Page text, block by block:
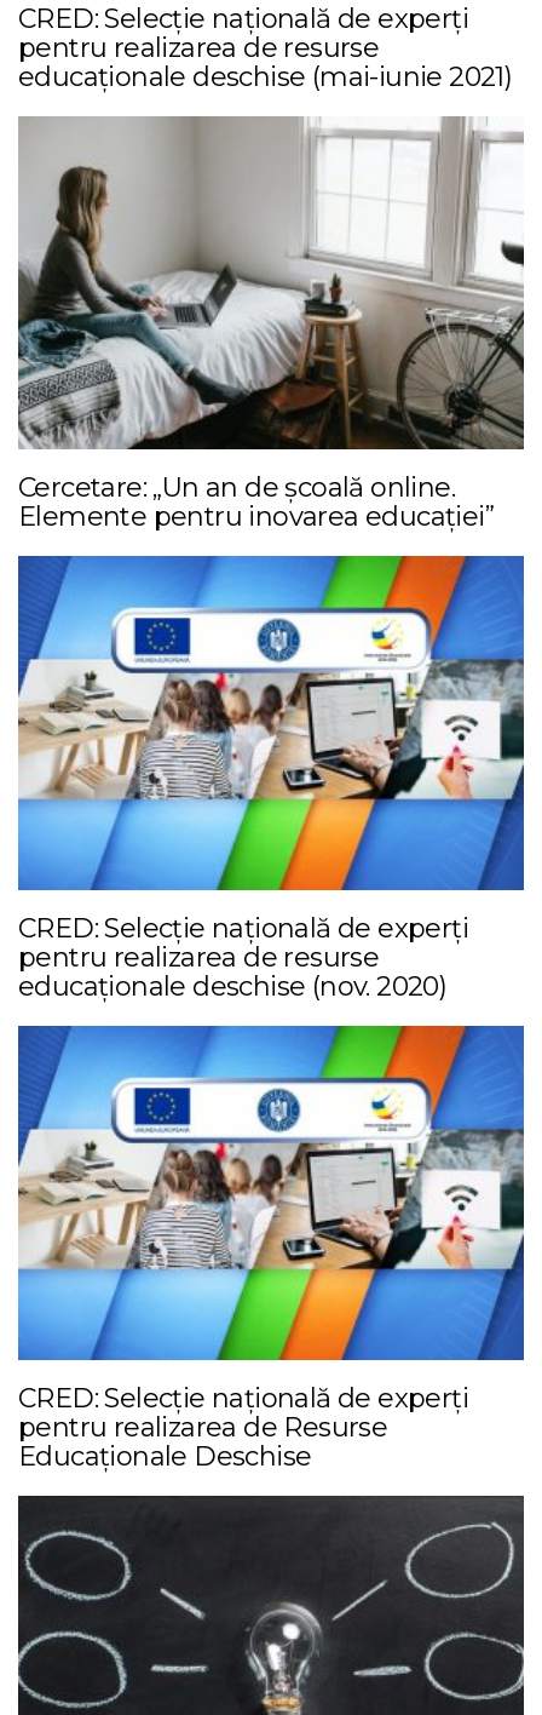
CRED: Selecție națională de experți
pentru realizarea de resurse
educaționale deschise (mai-iunie 2021)
Cercetare: „Un an de școală online.
Elemente pentru inovarea educației”
CRED: Selecție națională de experți
pentru realizarea de resurse
educaționale deschise (nov. 2020)
CRED: Selecție națională de experți
pentru realizarea de Resurse
Educaționale Deschise